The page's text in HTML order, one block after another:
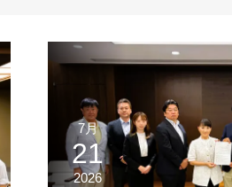
7月
21
2026